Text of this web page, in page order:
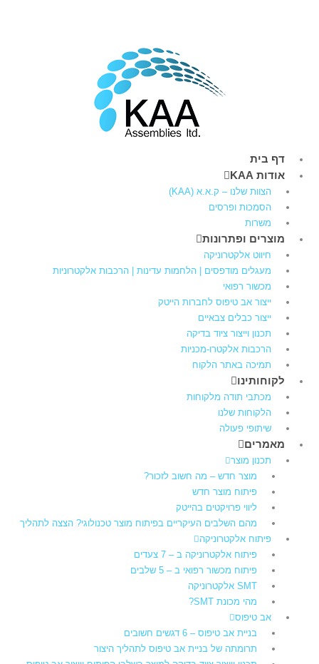
דף בית
אודות KAA
הצוות שלנו – ק.א.א (KAA)
הסמכות ופרסים
משרות
מוצרים ופתרונות
חיווט אלקטרוניקה
מעגלים מודפסים | הלחמות עדינות | הרכבות אלקטרוניות
מכשור רפואי
ייצור אב טיפוס לחברות הייטק
ייצור כבלים צבאיים
תכנון וייצור ציוד בדיקה
הרכבות אלקטרו-מכניות
תמיכה באתר הלקוח
לקוחותינו
מכתבי תודה מלקוחות
הלקוחות שלנו
שיתופי פעולה
מאמרים
תכנון מוצר
מוצר חדש – מה חשוב לזכור?
פיתוח מוצר חדש
ליווי פרויקטים בהייטק
מהם השלבים העיקריים בפיתוח מוצר טכנולוגי? הצצה לתהליך
פיתוח אלקטרוניקה
פיתוח אלקטרוניקה ב – 7 צעדים
פיתוח מכשור רפואי ב – 5 שלבים
SMT אלקטרוניקה
מהי מכונת SMT?
אב טיפוס
בניית אב טיפוס – 6 דגשים חשובים
תרומתה של בניית אב טיפוס לתהליך היצור​